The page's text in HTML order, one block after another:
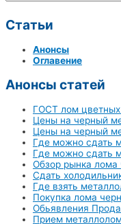
Статьи
Анонсы
Оглавение
Анонсы статей
ГОСТ лом
Цены на черный
Цены на черный
Где можно сдать
Где можно сдать
Обзор рынка лома
Сдать
Где взять
Покупка лома
Обьявления
Прием